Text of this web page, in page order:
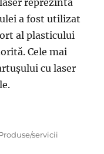
a fost utilizat
al plasticului
Cele mai
cu laser
servicii